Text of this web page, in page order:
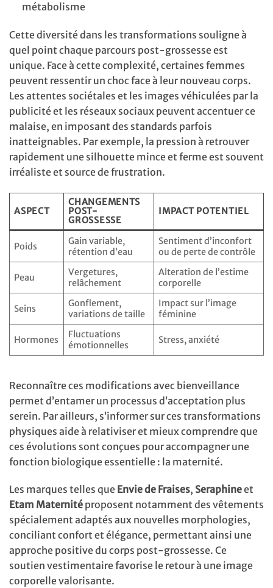
métabolisme
Cette diversité dans les transformations souligne à
quel point chaque parcours post-grossesse est
unique. Face à cette complexité, certaines femmes
peuvent ressentir un choc face à leur nouveau corps.
Les attentes sociétales et les images véhiculées par la
publicité et les réseaux sociaux peuvent accentuer ce
malaise, en imposant des standards parfois
inatteignables. Par exemple, la pression à retrouver
rapidement une silhouette mince et ferme est souvent
irréaliste et source de frustration.
ASPECT
CHANGEMENTS
POST-
GROSSESSE
IMPACT POTENTIEL
Poids
Gain variable,
rétention d’eau
Sentiment d’inconfort
ou de perte de contrôle
Peau
Vergetures,
relâchement
Alteration de l’estime
corporelle
Seins
Gonflement,
variations de taille
Impact sur l’image
féminine
Hormones
Fluctuations
émotionnelles
Stress, anxiété
Reconnaître ces modifications avec bienveillance
permet d’entamer un processus d’acceptation plus
serein. Par ailleurs, s’informer sur ces transformations
physiques aide à relativiser et mieux comprendre que
ces évolutions sont conçues pour accompagner une
fonction biologique essentielle : la maternité.
Les marques telles que Envie de Fraises, Seraphineet
Etam Maternité proposent notamment des vêtements
spécialement adaptés aux nouvelles morphologies,
conciliant confort et élégance, permettant ainsi une
approche positive du corps post-grossesse. Ce
soutien vestimentaire favorise le retour à une image
corporelle valorisante.